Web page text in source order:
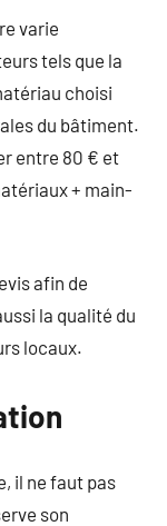
varie
tels que la
choisi
du bâtiment.
entre 80 € et
+ main-
afin de
la qualité du
locaux.
il ne faut pas
son